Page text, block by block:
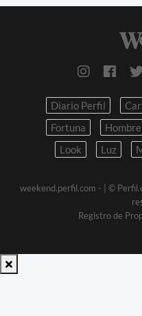
Diario Perfil
Fortuna
Hombre
Look
Luz
weekend.perfil.com -
| ©
Registro de